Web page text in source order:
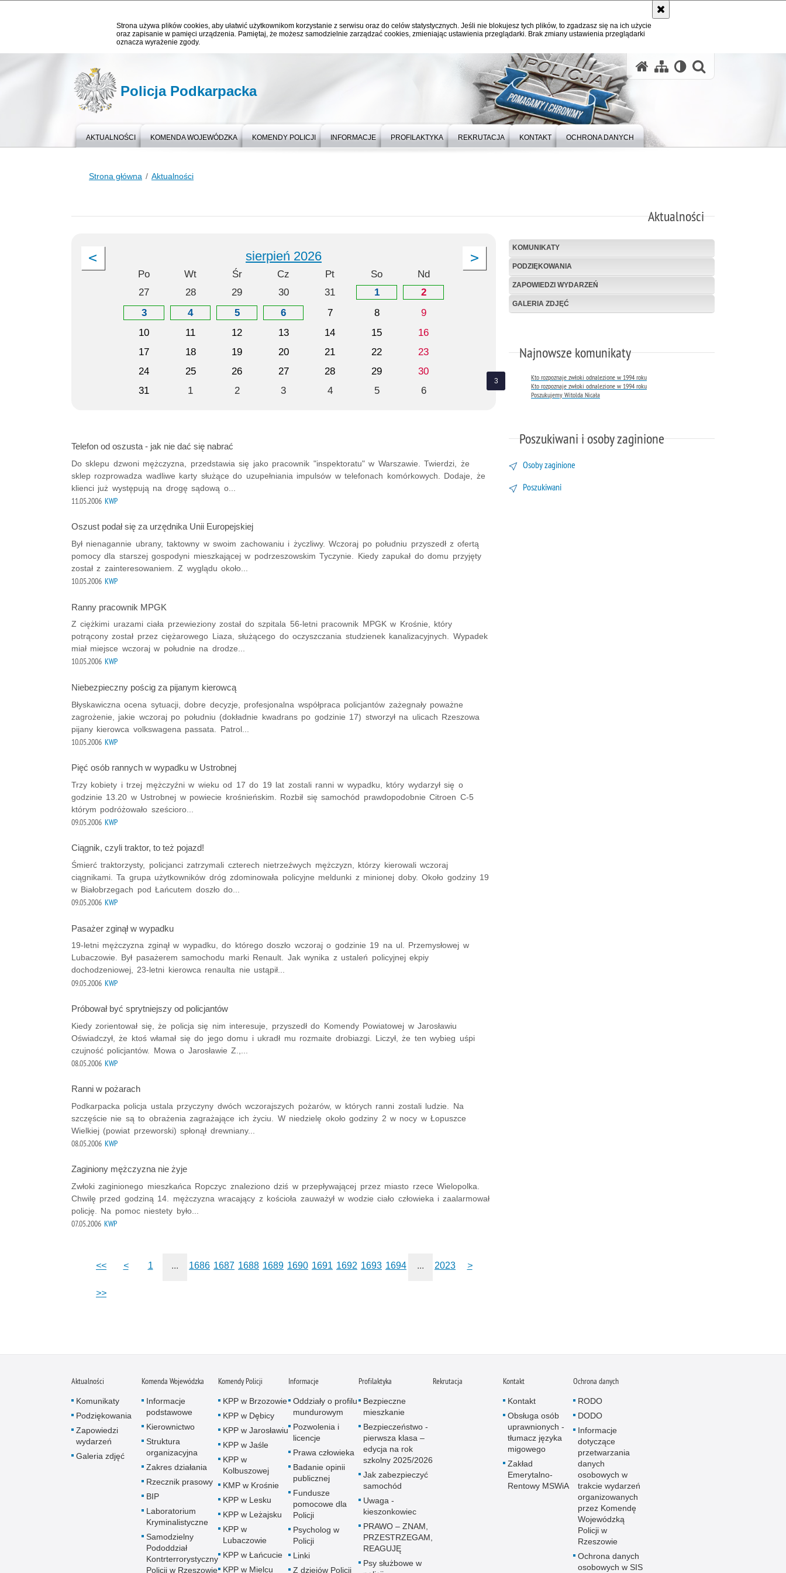
Strona używa plików cookies, aby ułatwić użytkownikom korzystanie z serwisu oraz do celów statystycznych. Jeśli nie blokujesz tych plików, to zgadzasz się na ich użycie
oraz zapisanie w pamięci urządzenia. Pamiętaj, że możesz samodzielnie zarządzać cookies, zmieniając ustawienia przeglądarki. Brak zmiany ustawienia przeglądarki
oznacza wyrażenie zgody.
Policja Podkarpacka
AKTUALNOŚCI KOMENDA WOJEWÓDZKA KOMENDY POLICJI INFORMACJE PROFILAKTYKA REKRUTACJA KONTAKT OCHRONA DANYCH
Strona główna Aktualności
Aktualności
sierpień 2026
Po Wt Śr Cz Pt So
Nd
27
28 29 30 31 1
2
3
4 5 6 7 8
9
10
11 12 13 14 15
16
17
18 19 20 21 22
23
24
25 26 27 28 29
30
31
1 2 3 4 5 6
Telefon od oszusta - jak nie dać się nabrać
Do sklepu dzwoni mężczyzna, przedstawia się jako pracownik "inspektoratu" w Warszawie. Twierdzi, że
sklep rozprowadza wadliwe karty służące do uzupełniania impulsów w telefonach komórkowych. Dodaje, że
klienci już występują na drogę sądową o...
11.05.2006 KWP
Oszust podał się za urzędnika Unii Europejskiej
Był nienagannie ubrany, taktowny w swoim zachowaniu i życzliwy. Wczoraj po południu przyszedł z ofertą
pomocy dla starszej gospodyni mieszkającej w podrzeszowskim Tyczynie. Kiedy zapukał do domu przyjęty
został z zainteresowaniem. Z wyglądu około...
10.05.2006 KWP
Ranny pracownik MPGK
Z ciężkimi urazami ciała przewieziony został do szpitala 56-letni pracownik MPGK w Krośnie, który
potrącony został przez ciężarowego Liaza, służącego do oczyszczania studzienek kanalizacyjnych. Wypadek
miał miejsce wczoraj w południe na drodze...
10.05.2006 KWP
Niebezpieczny pościg za pijanym kierowcą
Błyskawiczna ocena sytuacji, dobre decyzje, profesjonalna współpraca policjantów zażegnały poważne
zagrożenie, jakie wczoraj po południu (dokładnie kwadrans po godzinie 17) stworzył na ulicach Rzeszowa
pijany kierowca volkswagena passata. Patrol...
10.05.2006 KWP
Pięć osób rannych w wypadku w Ustrobnej
Trzy kobiety i trzej mężczyźni w wieku od 17 do 19 lat zostali ranni w wypadku, który wydarzył się o
godzinie 13.20 w Ustrobnej w powiecie krośnieńskim. Rozbił się samochód prawdopodobnie Citroen C-5
którym podróżowało sześcioro...
09.05.2006 KWP
Ciągnik, czyli traktor, to też pojazd!
Śmierć traktorzysty, policjanci zatrzymali czterech nietrzeźwych mężczyzn, którzy kierowali wczoraj
ciągnikami. Ta grupa użytkowników dróg zdominowała policyjne meldunki z minionej doby. Około godziny 19
w Białobrzegach pod Łańcutem doszło do...
09.05.2006 KWP
Pasażer zginął w wypadku
19-letni mężczyzna zginął w wypadku, do którego doszło wczoraj o godzinie 19 na ul. Przemysłowej w
Lubaczowie. Był pasażerem samochodu marki Renault. Jak wynika z ustaleń policyjnej ekpiy
dochodzeniowej, 23-letni kierowca renaulta nie ustąpił...
09.05.2006 KWP
Próbował być sprytniejszy od policjantów
Kiedy zorientował się, że policja się nim interesuje, przyszedł do Komendy Powiatowej w Jarosławiu
Oświadczył, że ktoś włamał się do jego domu i ukradł mu rozmaite drobiazgi. Liczył, że ten wybieg uśpi
czujność policjantów. Mowa o Jarosławie Z.,...
08.05.2006 KWP
Ranni w pożarach
Podkarpacka policja ustala przyczyny dwóch wczorajszych pożarów, w których ranni zostali ludzie. Na
szczęście nie są to obrażenia zagrażające ich życiu. W niedzielę około godziny 2 w nocy w Łopuszce
Wielkiej (powiat przeworski) spłonął drewniany...
08.05.2006 KWP
Zaginiony mężczyzna nie żyje
Zwłoki zaginionego mieszkańca Ropczyc znaleziono dziś w przepływającej przez miasto rzece Wielopolka.
Chwilę przed godziną 14. mężczyzna wracający z kościoła zauważył w wodzie ciało człowieka i zaalarmował
policję. Na pomoc niestety było...
07.05.2006 KWP
<< < 1 ... 1686 1687 1688 1689 1690 1691 1692 1693 1694 ... 2023 >
>>
KOMUNIKATY
PODZIĘKOWANIA
ZAPOWIEDZI WYDARZEŃ
GALERIA ZDJĘĆ
Najnowsze komunikaty
Kto rozpoznaje zwłoki odnalezione w 1994 roku
Kto rozpoznaje zwłoki odnalezione w 1994 roku
Poszukujemy Witolda Nicała
Poszukiwani i osoby zaginione
Osoby zaginione
Poszukiwani
Aktualności
Komunikaty
Podziękowania
Zapowiedzi
wydarzeń
Galeria zdjęć
Komenda Wojewódzka
Informacje
podstawowe
Kierownictwo
Struktura
organizacyjna
Zakres działania
Rzecznik prasowy
BIP
Laboratorium
Kryminalistyczne
Samodzielny
Pododdział
Kontrterrorystyczny
Policji w Rzeszowie
Komendy Policji
KPP w Brzozowie
KPP w Dębicy
KPP w Jarosławiu
KPP w Jaśle
KPP w
Kolbuszowej
KMP w Krośnie
KPP w Lesku
KPP w Leżajsku
KPP w
Lubaczowie
KPP w Łańcucie
KPP w Mielcu
Informacje
Oddziały o profilu
mundurowym
Pozwolenia i
licencje
Prawa człowieka
Badanie opinii
publicznej
Fundusze
pomocowe dla
Policji
Psycholog w
Policji
Linki
Z dziejów Policji
Profilaktyka
Bezpieczne
mieszkanie
Bezpieczeństwo -
pierwsza klasa –
edycja na rok
szkolny 2025/2026
Jak zabezpieczyć
samochód
Uwaga -
kieszonkowiec
PRAWO – ZNAM,
PRZESTRZEGAM,
REAGUJĘ
Psy służbowe w
Rekrutacja Kontakt
Kontakt
Obsługa osób
uprawnionych -
tłumacz języka
migowego
Zakład
Emerytalno-
Rentowy MSWiA
Ochrona danych
RODO
DODO
Informacje
dotyczące
przetwarzania
danych
osobowych w
trakcie wydarzeń
organizowanych
przez Komendę
Wojewódzką
Policji w
Rzeszowie
Ochrona danych
osobowych w SIS